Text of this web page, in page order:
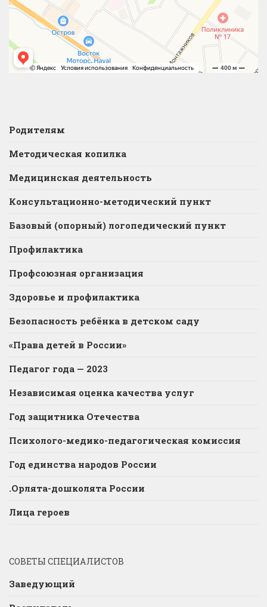
Родителям
Методическая копилка
Медицинская деятельность
Консультационно-методический пункт
Базовый (опорный) логопедический пункт
Профилактика
Профсоюзная организация
Здоровье и профилактика
Безопасность ребёнка в детском саду
«Права детей в России»
Педагог года — 2023
Независимая оценка качества услуг
Год защитника Отечества
Психолого-медико-педагогическая комиссия
Год единства народов России
.Орлята-дошколята России
Лица героев
СОВЕТЫ СПЕЦИАЛИСТОВ
Заведующий